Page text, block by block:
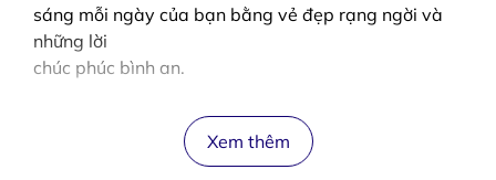
sáng mỗi ngày của bạn bằng vẻ đẹp rạng ngời và
những lời
chúc phúc bình an.
Xem thêm